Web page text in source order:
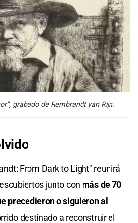
grabado de Rembrandt van Rijn.
From Dark to Light" reunirá
junto con más de 70
precedieron o siguieron al
destinado a reconstruir el